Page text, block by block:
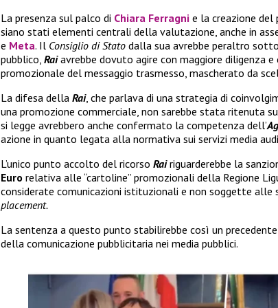
La presenza sul palco di Chiara Ferragni e la creazione del
siano stati elementi centrali della valutazione, anche in
e Meta. Il Consiglio di Stato dalla sua avrebbe peraltro
pubblico, Raiavrebbe dovuto agire con maggiore diligenza e
promozionale del messaggio trasmesso, mascherato da
La difesa della Rai, che parlava di una strategia di
una promozione commerciale, non sarebbe stata ritenuta
si legge avrebbero anche confermato la competenza dell’
azione in quanto legata alla normativa sui servizi media
L’unico punto accolto del ricorso Rairiguarderebbe la
Euro relativa alle “cartoline” promozionali della Regione
considerate comunicazioni istituzionali e non soggette alle
placement.
La sentenza a questo punto stabilirebbe così un
della comunicazione pubblicitaria nei media pubblici.